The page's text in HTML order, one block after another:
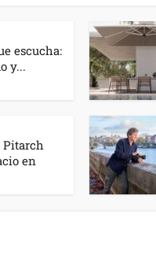
escucha:
y...
Pitarch
en